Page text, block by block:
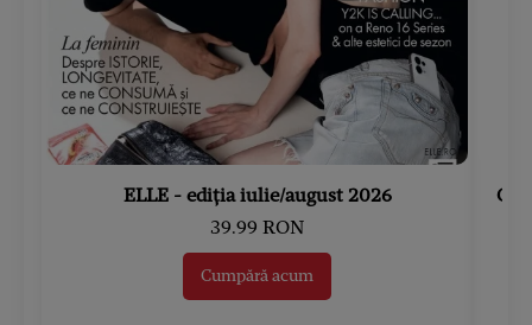
ELLE - ediția iulie/august 2026
39.99 RON
Cumpără acum